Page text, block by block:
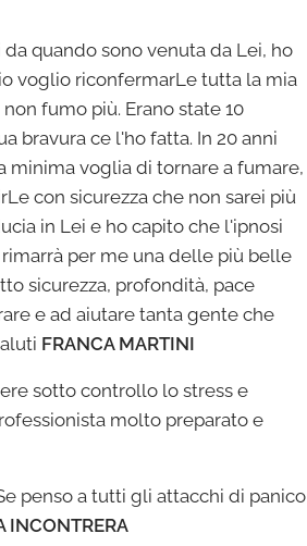
quando sono venuta da Lei, ho
voglio riconfermarLe tutta la mia
fumo più. Erano state 10
bravura ce l'ho fatta. In 20 anni
minima voglia di tornare a fumare,
con sicurezza che non sarei più
in Lei e ho capito che l'ipnosi
per me una delle più belle
sicurezza, profondità, pace
e ad aiutare tanta gente che
FRANCA MARTINI
sotto controllo lo stress e
molto preparato e
penso a tutti gli attacchi di panico
INCONTRERA